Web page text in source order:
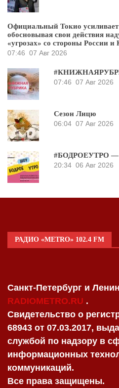
Официальный Токио
обосновывая свои действия
«угрозах» со стороны России и
07:46 07 Авг 2026
07:46 07 Авг 2026
Сезон Лицю
06:04 07 Авг 2026
#БОДРОЕУТРО —
20:34 06 Авг 2026
РАДИО «METRO» 102.4 FM
Санкт-Петербург и
RADIOMETRO.RU .
Свидетельство о
68943 от 07.03.2017,
службой по надзору в
информационных
коммуникаций.
Все права защищены.